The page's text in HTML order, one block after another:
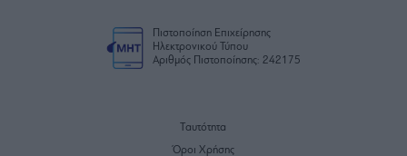
Πιστοποίηση Επιχείρησης
Ηλεκτρονικού Τύπου
Αριθμός Πιστοποίησης: 242175
Ταυτότητα
Όροι Χρήσης